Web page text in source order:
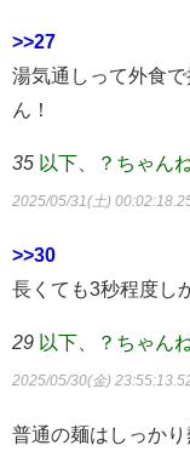
>>27
湯気通しって外食
ん！
35 以下、？ちゃん
2025/05/31(土)
>>30
長くても3秒程度し
29 以下、？ちゃん
2025/05/30(金)
普通の麺はしっか